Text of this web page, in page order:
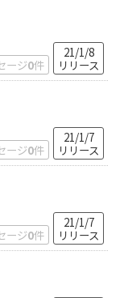
ージ0件
21/1/8
リリース
ージ0件
21/1/7
リリース
ージ0件
21/1/7
リリース